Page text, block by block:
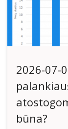
2026-07-
būna?